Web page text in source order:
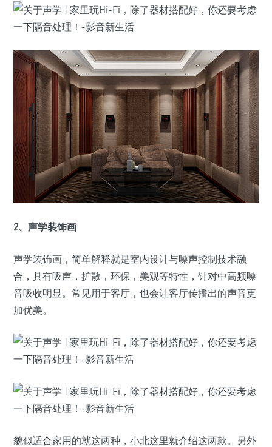
2、声学装饰画
声学装饰画，简单解释就是室内设计与噪声控制技术融
合，具有吸声，扩散，环保，美观等特性，针对中高频噪
音吸收明显。常见用于客厅，也会让客厅传播出的声音更
加优美。
貌似适合家用的就这两种，小北这里就介绍这两款。另外